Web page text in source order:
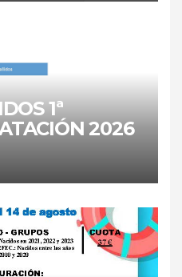
1ª
2026